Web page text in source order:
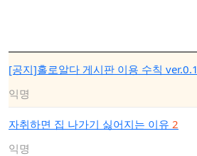
[공지]홀로알다 게시판 이용 수칙 ver.0.1
익명
자취하면 집 나가기 싫어지는 이유 2
익명